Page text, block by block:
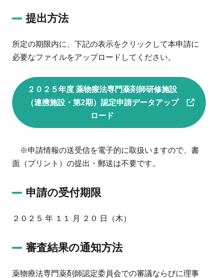
提出方法
所定の期限内に、下記の表示をクリックして本申請に
必要なファイルをアップロードしてください。
２０２５年度 薬物療法専門薬剤師研修施設
（連携施設・第2期）認定申請データアップ
ロード
※申請情報の送受信を電子的に取扱いますので、書
面（プリント）の提出・郵送は不要です。
申請の受付期限
２０２５ 年 １１ 月 ２０ 日（木）
審査結果の通知方法
薬物療法専門薬剤師認定委員会での審議ならびに理事